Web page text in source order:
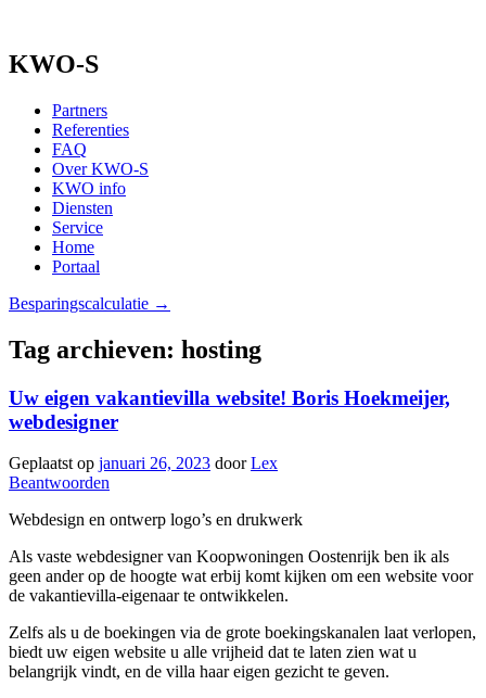
KWO-S
Partners
Referenties
FAQ
Over KWO-S
KWO info
Diensten
Service
Home
Portaal
Besparingscalculatie →
Tag archieven: hosting
Uw eigen vakantievilla website! Boris Hoekmeijer,
webdesigner
Geplaatst op januari 26, 2023 doorLex
Beantwoorden
Webdesign en ontwerp logo’s en drukwerk
Als vaste webdesigner van Koopwoningen Oostenrijk ben ik als
geen ander op de hoogte wat erbij komt kijken om een website voor
de vakantievilla-eigenaar te ontwikkelen.
Zelfs als u de boekingen via de grote boekingskanalen laat verlopen,
biedt uw eigen website u alle vrijheid dat te laten zien wat u
belangrijk vindt, en de villa haar eigen gezicht te geven.